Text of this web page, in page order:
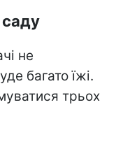
саду
не
багато їжі.
трьох